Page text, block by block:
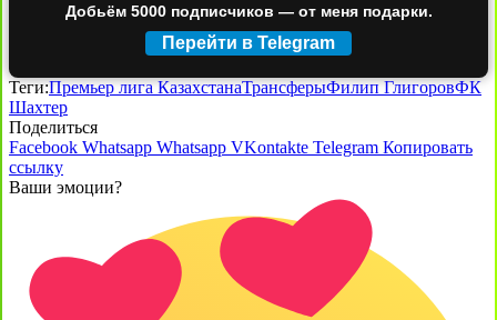
Добьём 5000 подписчиков — от меня подарки.
Перейти в Telegram
Теги:Премьер лига КазахстанаТрансферыФилип ГлигоровФК
Шахтер
Поделиться
Facebook Whatsapp Whatsapp VKontakte Telegram Копировать
ссылку
Ваши эмоции?